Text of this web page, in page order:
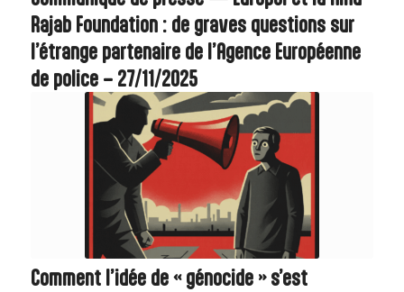
Rajab Foundation : de graves questions sur
l’étrange partenaire de l’Agence Européenne
de police – 27/11/2025
Comment l’idée de « génocide » s’est